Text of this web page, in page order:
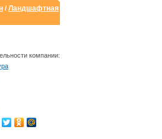
/ Ландшафтная
компании: